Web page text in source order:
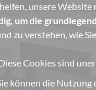
unsere
um die
zu verstehen, wie
Cookies sind
können die